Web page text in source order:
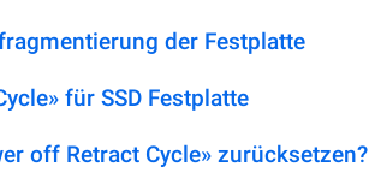
der Festplatte
für SSD Festplatte
off Retract Cycle» zurücksetzen?